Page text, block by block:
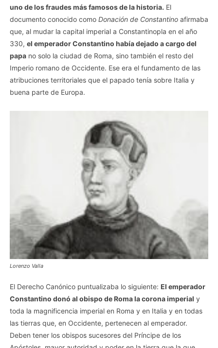
uno de los fraudes más famosos de la historia. El
documento conocido como Donación de Constantino afirmaba
que, al mudar la capital imperial a Constantinopla en el año
330, el emperador Constantino había dejado a cargo del
papa no solo la ciudad de Roma, sino también el resto del
Imperio romano de Occidente. Ese era el fundamento de las
atribuciones territoriales que el papado tenía sobre Italia y
buena parte de Europa.
Lorenzo Valla
El Derecho Canónico puntualizaba lo siguiente: El emperador
Constantino donó al obispo de Roma la corona imperial y
toda la magnificencia imperial en Roma y en Italia y en todas
las tierras que, en Occidente, pertenecen al emperador.
Deben tener los obispos sucesores del Príncipe de los